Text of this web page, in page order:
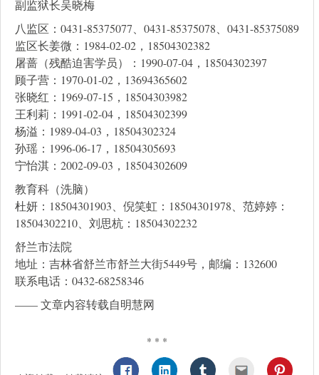
副监狱长吴晓梅
八监区：0431-85375077、0431-85375078、0431-85375089
监区长姜微：1984-02-02，18504302382
屠蔷（残酷迫害学员）：1990-07-04，18504302397
顾子营：1970-01-02，13694365602
张晓红：1969-07-15，18504303982
王利莉：1991-02-04，18504302399
杨溢：1989-04-03，18504302324
孙瑶：1996-06-17，18504305693
宁怡淇：2002-09-03，18504302609
教育科（洗脑）
杜妍：18504301903、倪笑虹：18504301978、范婷婷：
18504302210、刘思杭：18504302232
舒兰市法院
地址：吉林省舒兰市舒兰大街5449号，邮编：132600
联系电话：0432-68258346
—— 文章内容转载自明慧网
* * *